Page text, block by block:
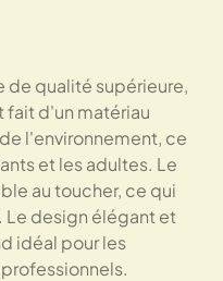
de qualité supérieure,
fait d'un matériau
l'environnement, ce
et les adultes. Le
au toucher, ce qui
Le design élégant et
idéal pour les